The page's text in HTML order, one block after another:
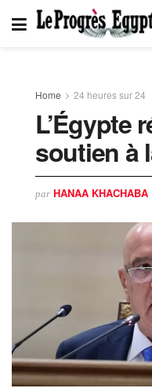
Home 24 heures sur 24
L’Égypte
soutien à
par HANAA KHACHABA